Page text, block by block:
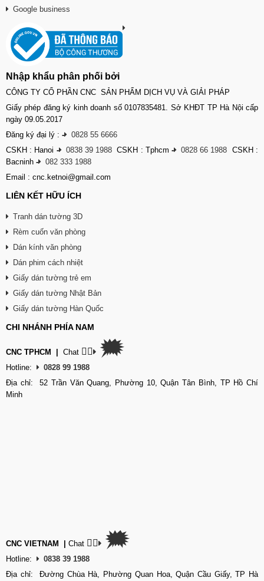
Google business
Nhập khẩu phân phối bởi
CÔNG TY CỔ PHẦN CNC SẢN PHẨM DỊCH VỤ VÀ GIẢI PHÁP
Giấy phép đăng ký kinh doanh số 0107835481. Sở KHĐT TP Hà Nội cấp
ngày 09.05.2017
Đăng ký đại lý : -
0828 55 6666
CSKH : Hanoi - 0838 39 1988 CSKH : Tphcm- 0828 66 1988 CSKH :
Bacninh -
082 333 1988
Email : cnc.ketnoi@gmail.com
LIÊN KẾT HỮU ÍCH
Tranh dán tường 3D
Rèm cuốn văn phòng
Dán kính văn phòng
Dán phim cách nhiệt
Giấy dán tường trẻ em
Giấy dán tường Nhật Bản
Giấy dán tường Hàn Quốc
CHI NHÁNH PHÍA NAM
CNC TPHCM Chat 👉🏽 🗯
Hotline:
0828 99 1988
Địa chỉ: 52 Trần Văn Quang, Phường 10, Quận Tân Bình, TP Hồ Chí
Minh
CNC VIETNAM Chat 👉🏽 🗯
Hotline:
0838 39 1988
Địa chỉ: Đường Chùa Hà, Phường Quan Hoa, Quận Cầu Giấy, TP Hà